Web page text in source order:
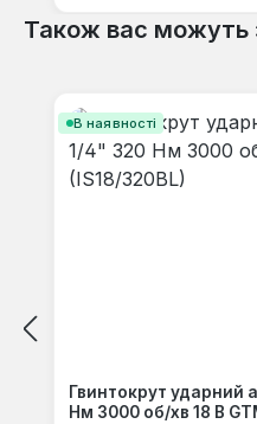
Також вас можуть
В наявності
Гвинтокрут ударний
Нм 3000 об/хв 18 В